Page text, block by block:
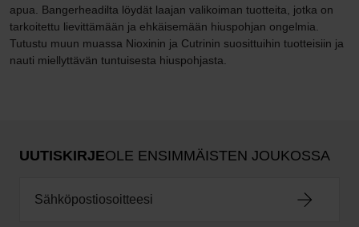
apua. Bangerheadilta löydät laajan valikoiman tuotteita, jotka on
tarkoitettu lievittämään ja ehkäisemään hiuspohjan ongelmia.
Tutustu muun muassa Nioxinin ja Cutrinin suosittuihin tuotteisiin ja
nauti miellyttävän tuntuisesta hiuspohjasta.
UUTISKIRJEOLE ENSIMMÄISTEN JOUKOSSA